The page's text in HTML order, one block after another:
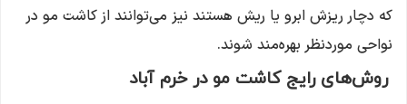
که دچار ریزش ابرو یا ریش هستند نیز می‌توانند از کاشت مو در
نواحی موردنظر بهره‌مند شوند.
روش‌های رایج کاشت مو در خرم آباد